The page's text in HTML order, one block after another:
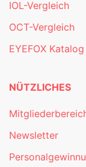
IOL-Vergleich
OCT-Vergleich
EYEFOX Katalog
NÜTZLICHES
Newsletter